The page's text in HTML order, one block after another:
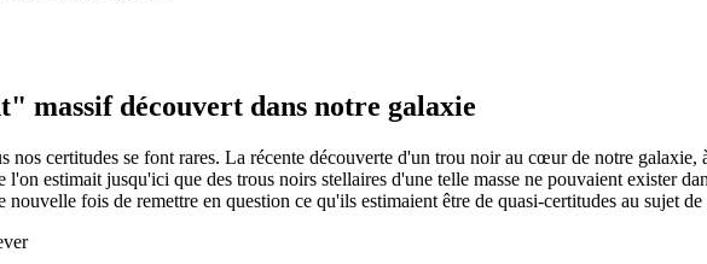
massif découvert dans notre galaxie
nos certitudes se font rares. La récente découverte d'un trou noir au cœur de notre
l'on estimait jusqu'ici que des trous noirs stellaires d'une telle masse ne pouvaient exister
fois de remettre en question ce qu'ils estimaient être de quasi-certitudes au sujet